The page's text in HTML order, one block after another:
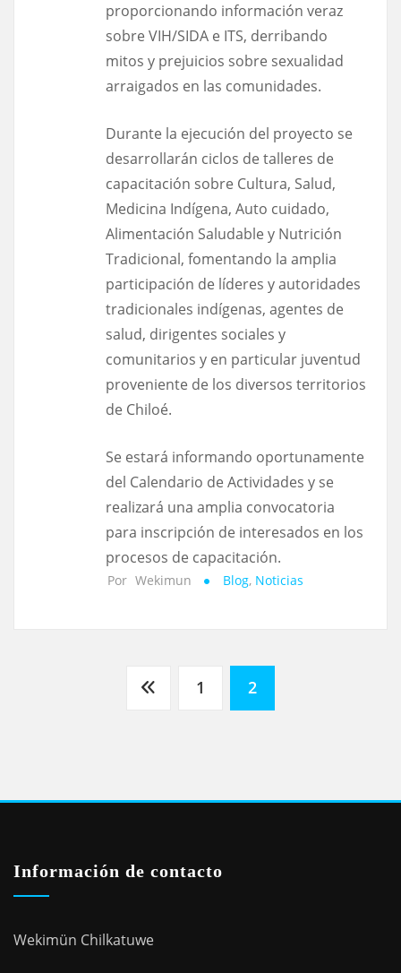
proporcionando información veraz
sobre VIH/SIDA e ITS, derribando
mitos y prejuicios sobre sexualidad
arraigados en las comunidades.
Durante la ejecución del proyecto se
desarrollarán ciclos de talleres de
capacitación sobre Cultura, Salud,
Medicina Indígena, Auto cuidado,
Alimentación Saludable y Nutrición
Tradicional, fomentando la amplia
participación de líderes y autoridades
tradicionales indígenas, agentes de
salud, dirigentes sociales y
comunitarios y en particular juventud
proveniente de los diversos territorios
de Chiloé.
Se estará informando oportunamente
del Calendario de Actividades y se
realizará una amplia convocatoria
para inscripción de interesados en los
procesos de capacitación.
Por Wekimun Blog, Noticias
1 2
Información de contacto
Wekimün Chilkatuwe